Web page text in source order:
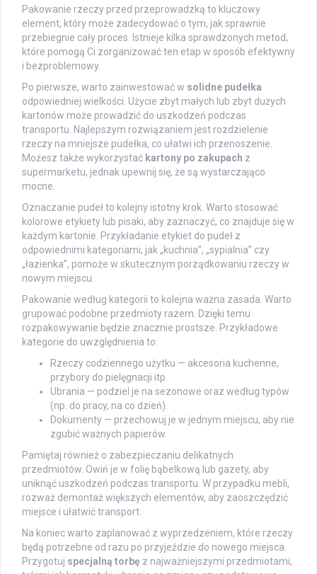
Pakowanie rzeczy przed przeprowadzką to kluczowy
element, który może zadecydować o tym, jak sprawnie
przebiegnie cały proces. Istnieje kilka sprawdzonych metod,
które pomogą Ci zorganizować ten etap w sposób efektywny
i bezproblemowy.
Po pierwsze, warto zainwestować w solidne pudełka
odpowiedniej wielkości. Użycie zbyt małych lub zbyt dużych
kartonów może prowadzić do uszkodzeń podczas
transportu. Najlepszym rozwiązaniem jest rozdzielenie
rzeczy na mniejsze pudełka, co ułatwi ich przenoszenie.
Możesz także wykorzystać kartony po zakupach z
supermarketu, jednak upewnij się, że są wystarczająco
mocne.
Oznaczanie pudeł to kolejny istotny krok. Warto stosować
kolorowe etykiety lub pisaki, aby zaznaczyć, co znajduje się w
każdym kartonie. Przykładanie etykiet do pudeł z
odpowiednimi kategoriami, jak „kuchnia”, „sypialnia” czy
„łazienka”, pomoże w skutecznym porządkowaniu rzeczy w
nowym miejscu.
Pakowanie według kategorii to kolejna ważna zasada. Warto
grupować podobne przedmioty razem. Dzięki temu
rozpakowywanie będzie znacznie prostsze. Przykładowe
kategorie do uwzględnienia to:
Rzeczy codziennego użytku — akcesoria kuchenne,
przybory do pielęgnacji itp.
Ubrania — podziel je na sezonowe oraz według typów
(np. do pracy, na co dzień).
Dokumenty — przechowuj je w jednym miejscu, aby nie
zgubić ważnych papierów.
Pamiętaj również o zabezpieczaniu delikatnych
przedmiotów. Owiń je w folię bąbelkową lub gazety, aby
uniknąć uszkodzeń podczas transportu. W przypadku mebli,
rozważ demontaż większych elementów, aby zaoszczędzić
miejsce i ułatwić transport.
Na koniec warto zaplanować z wyprzedzeniem, które rzeczy
będą potrzebne od razu po przyjeździe do nowego miejsca.
Przygotuj specjalną torbę z najważniejszymi przedmiotami,